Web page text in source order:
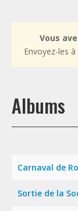
Vous
Envoyez-les à
Albums
Carnaval de
Sortie de la